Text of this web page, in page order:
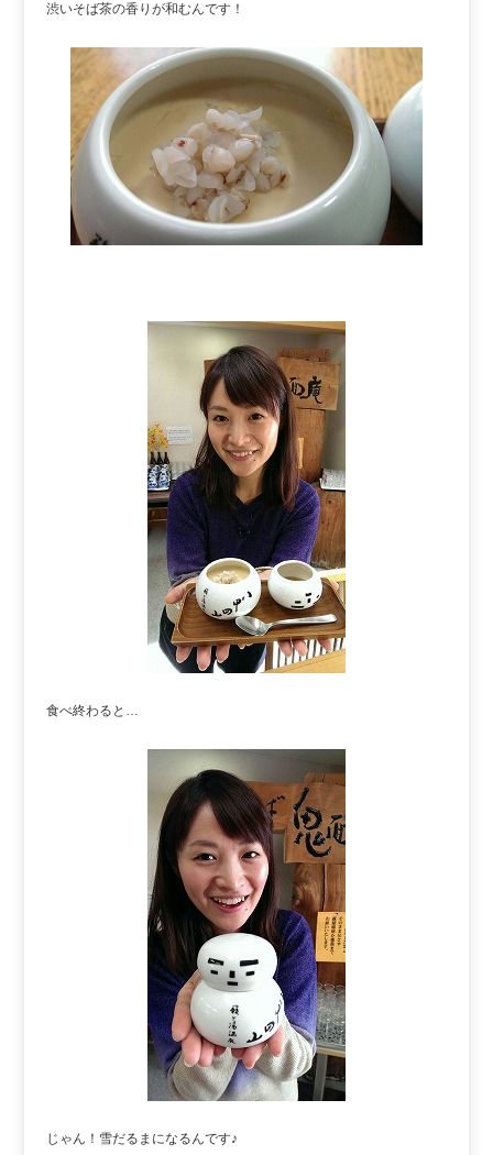
渋いそば茶の香りが和むんです！
食べ終わると…
じゃん！雪だるまになるんです♪